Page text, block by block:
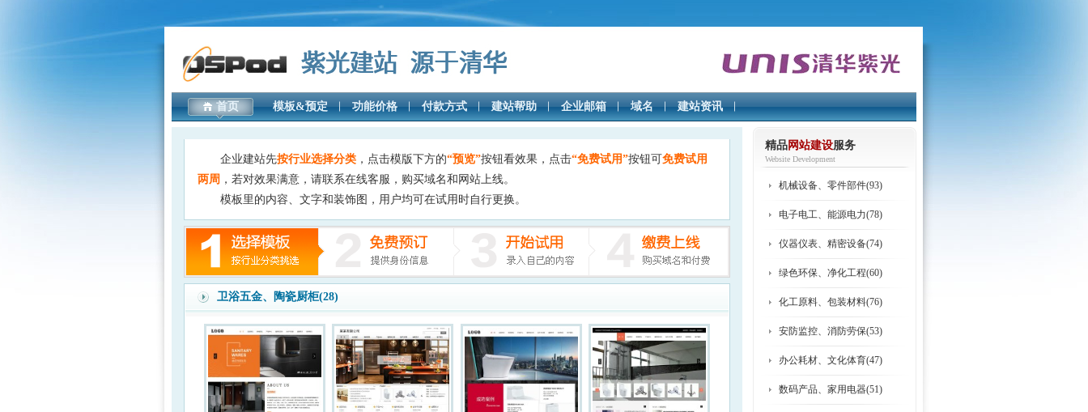
首页 模板&预定 功能价格 付款方式 建站帮助 企业邮箱 域名 建站资讯
企业建站先按行业选择分类 ，点击模版下方的“预览”按钮看效果，点击“免费试用”按钮可免费试用
两周 ，若对效果满意，请联系在线客服，购买域名和网站上线。
模板里的内容、文字和装饰图，用户均可在试用时自行更换。
卫浴五金、陶瓷厨柜(28)
精品网站建设服务
Website Development
机械设备、零件部件(93)
电子电工、能源电力(78)
仪器仪表、精密设备(74)
绿色环保、净化工程(60)
化工原料、包装材料(76)
安防监控、消防劳保(53)
办公耗材、文化体育(47)
数码产品、家用电器(51)